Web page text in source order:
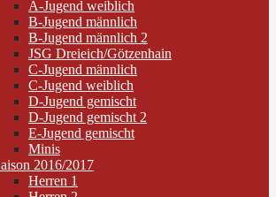
A-Jugend weiblich
B-Jugend männlich
B-Jugend männlich 2
JSG Dreieich/Götzenhain
C-Jugend männlich
C-Jugend weiblich
D-Jugend gemischt
D-Jugend gemischt 2
E-Jugend gemischt
Minis
2016/2017
Herren 1